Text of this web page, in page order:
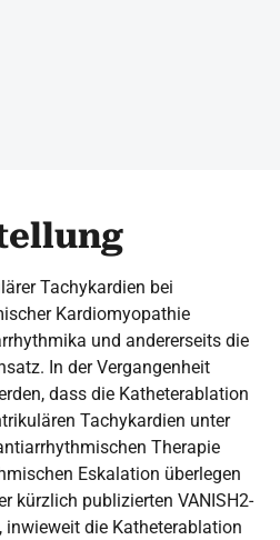
Tachykardien bei
Kardiomyopathie
und andererseits die
In der Vergangenheit
dass die Katheterablation
Tachykardien unter
Therapie
Eskalation überlegen
kürzlich publizierten VANISH2-
inwieweit die Katheterablation